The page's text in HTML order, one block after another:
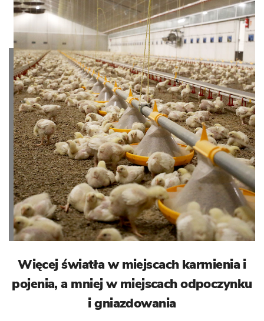
Więcej światła w miejscach karmienia i
pojenia, a mniej w miejscach odpoczynku
i gniazdowania